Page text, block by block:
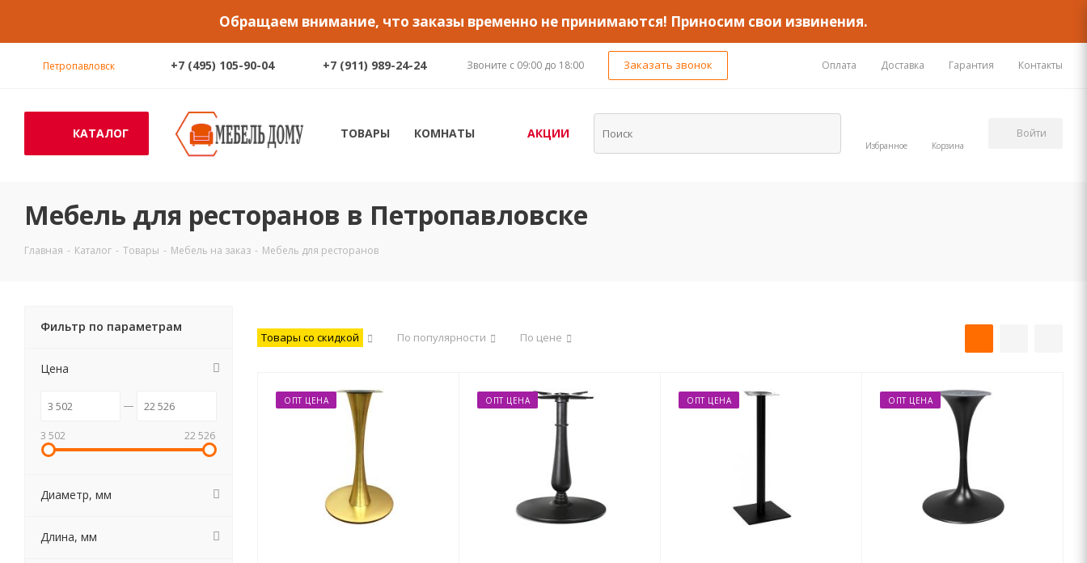
Обращаем внимание, что заказы временно не принимаются! Приносим свои извинения.
Петропавловск +7 (495) 105-90-04 +7 (911) 989-24-24 Звоните с 09:00 до 18:00 Заказать звонок Оплата Доставка Гарантия Контакты
КАТАЛОГ ТОВАРЫ КОМНАТЫ АКЦИИ
Избранное Корзина
Войти
Мебель для ресторанов в Петропавловске
Главная - Каталог - Товары - Мебель на заказ - Мебель для ресторанов
Товары со скидкой По популярности По цене
ОПТ ЦЕНА ОПТ ЦЕНА ОПТ ЦЕНА ОПТ ЦЕНА
Фильтр по параметрам
Цена
3 502 22 526
Диаметр, мм
Длина, мм